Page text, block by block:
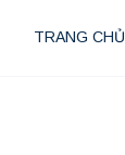
TRANG CHỦ